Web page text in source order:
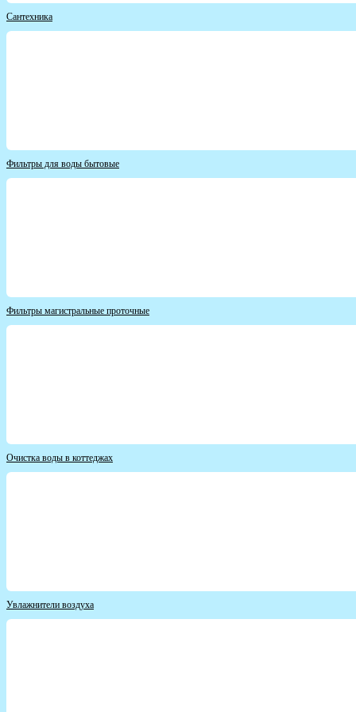
Сантехника
Фильтры для воды бытовые
Фильтры магистральные проточные
Очистка воды в коттеджах
Увлажнители воздуха